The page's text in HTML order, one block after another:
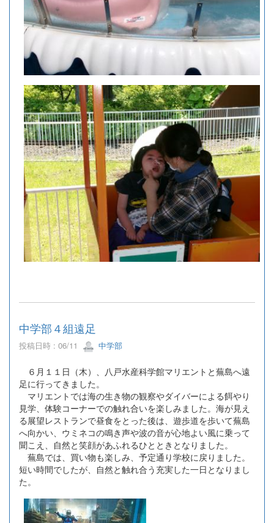
中学部４組遠足
投稿日時 : 06/11 中学部
６月１１日（木）、八戸水産科学館マリエントと蕪島へ遠
足に行ってきました。
マリエントでは海の生き物の観察やダイバーによる餌やり
見学、体験コーナーでの触れ合いを楽しみました。海が見え
る展望レストランで昼食をとった後は、遊歩道を歩いて蕪島
へ向かい、ウミネコの鳴き声や波の音が心地よい風に乗って
聞こえ、自然と笑顔があふれるひとときとなりました。
蕪島では、買い物も楽しみ、予定通り学校に戻りました。
短い時間でしたが、自然と触れ合う充実した一日となりまし
た。